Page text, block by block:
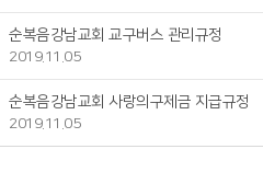
순복음강남교회 교구버스 관리규정
2019.11.05
순복음강남교회 사랑의구제금 지급규정
2019.11.05